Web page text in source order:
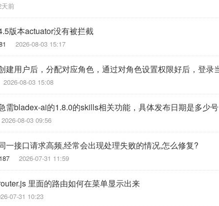
前
版本actuator没有被拦截
2026-08-03 15:17
2026-08-03 15:08
需bladex-ai的1.8.0的skills相关功能，具体发布日期是多少号
2026-08-03 09:56
一接口请求高频,经常会出现处理失败的情况,怎么修复?
2026-07-31 11:59
里面的路由如何在菜单显示出来
07-31 10:23